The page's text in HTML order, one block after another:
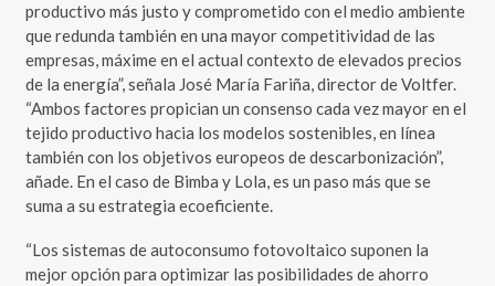
productivo más justo y comprometido con el medio ambiente
que redunda también en una mayor competitividad de las
empresas, máxime en el actual contexto de elevados precios
de la energía”, señala José María Fariña, director de Voltfer.
“Ambos factores propician un consenso cada vez mayor en el
tejido productivo hacia los modelos sostenibles, en línea
también con los objetivos europeos de descarbonización”,
añade. En el caso de Bimba y Lola, es un paso más que se
suma a su estrategia ecoeficiente.
“Los sistemas de autoconsumo fotovoltaico suponen la
mejor opción para optimizar las posibilidades de ahorro